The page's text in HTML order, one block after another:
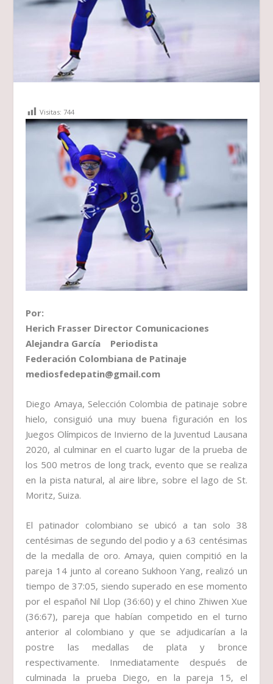
Visitas: 744
Por:
Herich Frasser Director Comunicaciones
Alejandra García Periodista
Federación Colombiana de Patinaje
mediosfedepatin@gmail.com
Diego Amaya, Selección Colombia de patinaje sobre
hielo, consiguió una muy buena figuración en los
Juegos Olímpicos de Invierno de la Juventud Lausana
2020, al culminar en el cuarto lugar de la prueba de
los 500 metros de long track, evento que se realiza
en la pista natural, al aire libre, sobre el lago de St.
Moritz, Suiza.
El patinador colombiano se ubicó a tan solo 38
centésimas de segundo del podio y a 63 centésimas
de la medalla de oro. Amaya, quien compitió en la
pareja 14 junto al coreano Sukhoon Yang, realizó un
tiempo de 37:05, siendo superado en ese momento
por el español Nil Llop (36:60) y el chino Zhiwen Xue
(36:67), pareja que habían competido en el turno
anterior al colombiano y que se adjudicarían a la
postre las medallas de plata y bronce
respectivamente. Inmediatamente después de
culminada la prueba Diego, en la pareja 15, el